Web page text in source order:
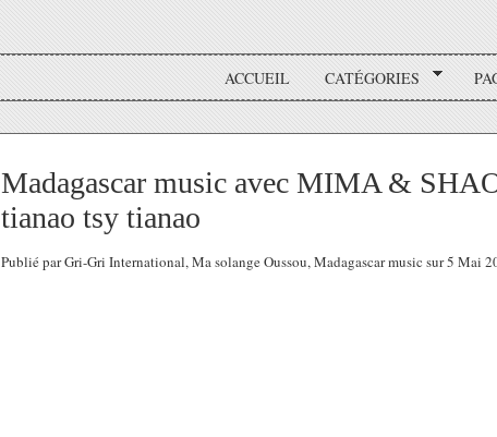
ACCUEIL CATÉGORIES
Madagascar music avec MIMA &
tianao tsy tianao
Publié par Gri-Gri International, Ma solange Oussou, Madagascar music sur 5 Mai